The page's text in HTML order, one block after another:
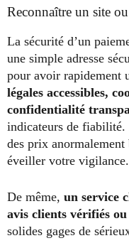
Reconnaître un site
La sécurité d’un
une simple adresse
pour avoir rapidement
légales accessibles,
confidentialité
indicateurs de fiabilité.
des prix anormalement
éveiller votre vigilance.
De même, un service
avis clients vérifiés
solides gages de